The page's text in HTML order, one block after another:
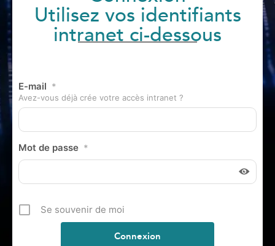
Utilisez vos identifiants
intranet ci-dessous
E-mail *
Avez-vous déjà crée votre accès intranet ?
Mot de passe *
Se souvenir de moi